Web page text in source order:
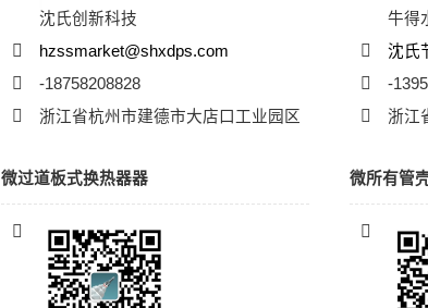
沈氏创新科技
hzssmarket@shxdps.com
-18758208828
浙江省杭州市建德市大店口工业园区
牛得
沈氏
-
浙江
微过道板式换热器器 微所有管